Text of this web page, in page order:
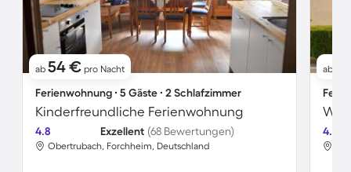
ab 54 € pro Nacht
Ferienwohnung ∙ 5 Gäste ∙ 2 Schlafzimmer
Kinderfreundliche Ferienwohnung
4.8 Exzellent (68 Bewertungen)
Obertrubach, Forchheim, Deutschland
ab
4.5